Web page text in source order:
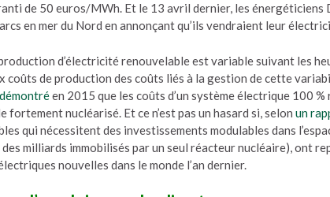
de 50 euros/MWh. Et le 13 avril dernier, les énergéticiens
en mer du Nord en annonçant qu’ils vendraient leur
d’électricité renouvelable est variable suivant les
coûts de production des coûts liés à la gestion de cette
en 2015 que les coûts d’un système électrique 100
fortement nucléarisé. Et ce n’est pas un hasard si, selon un
qui nécessitent des investissements modulables dans
milliards immobilisés par un seul réacteur nucléaire), ont
nouvelles dans le monde l’an dernier.